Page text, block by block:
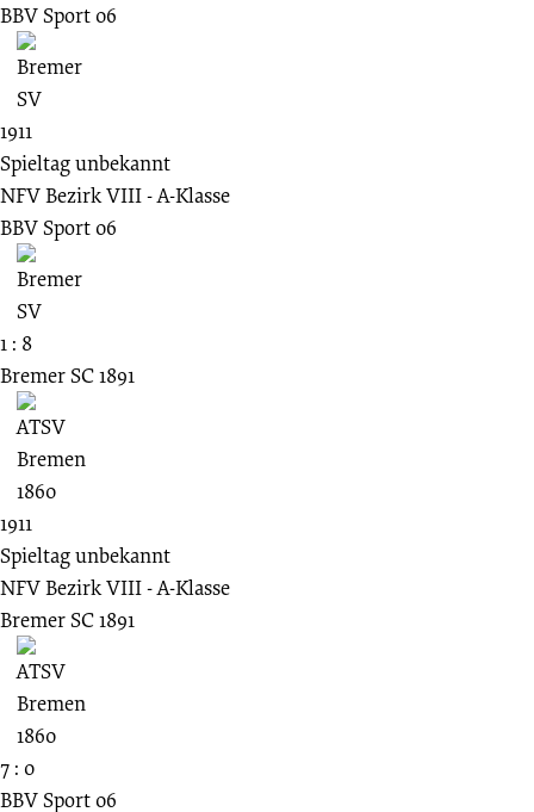
BBV Sport 06
1911
Spieltag unbekannt
NFV Bezirk VIII - A-Klasse
BBV Sport 06
1 : 8
Bremer SC 1891
1911
Spieltag unbekannt
NFV Bezirk VIII - A-Klasse
Bremer SC 1891
7 : 0
BBV Sport 06